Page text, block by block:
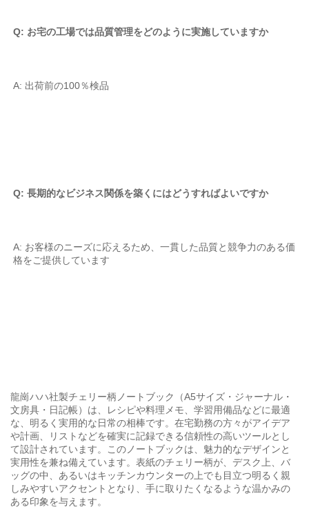
Q: お宅の工場では品質管理をどのように実施していますか
A: 出荷前の100％検品
Q: 長期的なビジネス関係を築くにはどうすればよいですか
A: お客様のニーズに応えるため、一貫した品質と競争力のある価
格をご提供しています
龍崗ハハ社製チェリー柄ノートブック（A5サイズ・ジャーナル・
文房具・日記帳）は、レシピや料理メモ、学習用備品などに最適
な、明るく実用的な日常の相棒です。在宅勤務の方々がアイデア
や計画、リストなどを確実に記録できる信頼性の高いツールとし
て設計されています。このノートブックは、魅力的なデザインと
実用性を兼ね備えています。表紙のチェリー柄が、デスク上、バ
ッグの中、あるいはキッチンカウンターの上でも目立つ明るく親
しみやすいアクセントとなり、手に取りたくなるような温かみの
ある印象を与えます。